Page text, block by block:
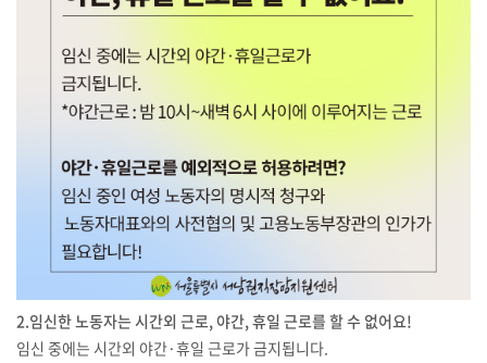
2.임신한 노동자는 시간외 근로, 야간, 휴일 근로를 할 수 없어요!
임신 중에는 시간외 야간·휴일 근로가 금지됩니다.